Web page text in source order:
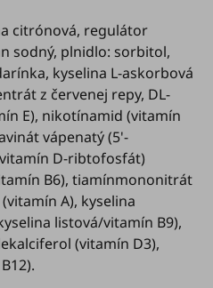
citrónová, regulátor
sodný, plnidlo: sorbitol,
kyselina L-askorbová
z červenej repy, DL-
E), nikotínamid (vitamín
vápenatý (5'-
D-ribtofosfát)
B6), tiamínmononitrát
A), kyselina
listová/vitamín B9),
(vitamín D3),